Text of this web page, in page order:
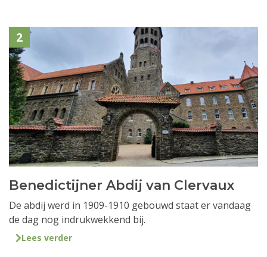
2
Benedictijner Abdij van Clervaux
De abdij werd in 1909-1910 gebouwd staat er vandaag
de dag nog indrukwekkend bij.
Lees verder